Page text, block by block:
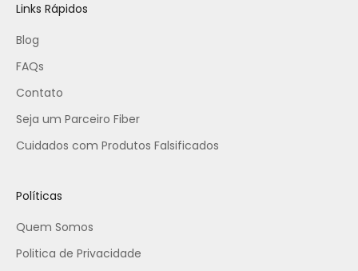
Links Rápidos
Blog
FAQs
Contato
Seja um Parceiro Fiber
Cuidados com Produtos Falsificados
Políticas
Quem Somos
Politica de Privacidade